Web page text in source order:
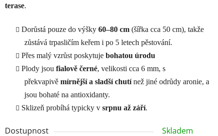
terase.
Dorůstá pouze do výšky 60–80 cm (šířka cca 50 cm), takže
zůstává trpasličím keřem i po 5 letech pěstování.
Přes malý vzrůst poskytuje bohatou úrodu
Plody jsou fialově černé, velikosti cca 6 mm, s
překvapivě mírnější a sladší chutínež jiné odrůdy aronie, a
jsou bohaté na antioxidanty.
Sklizeň probíhá typicky v srpnu až září.
Dostupnost
Skladem